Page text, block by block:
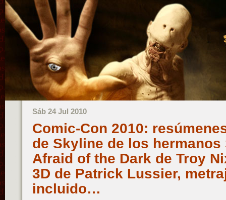
Sáb 24 Jul 2010
Comic-Con 2010:
de Skyline de los hermanos
Afraid of the Dark de Troy
3D de Patrick Lussier,
incluido…